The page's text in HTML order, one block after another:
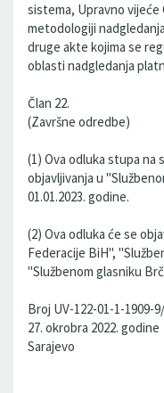
sistema, Upravno
metodologiji
druge akte kojima se
oblasti nadgledanja
Član 22.
(Završne odredbe)
(1) Ova odluka stupa na
objavljivanja u
01.01.2023. godine.
(2) Ova odluka će se
Federacije BiH",
"Službenom glasniku
Broj UV-122-01-1-1909-
27. okrobra 2022. godine
Sarajevo